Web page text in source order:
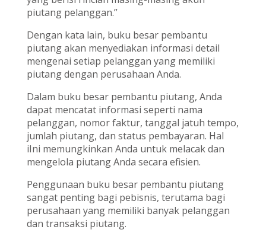
piutang pelanggan.”
Dengan kata lain, buku besar pembantu
piutang akan menyediakan informasi detail
mengenai setiap pelanggan yang memiliki
piutang dengan perusahaan Anda.
Dalam buku besar pembantu piutang, Anda
dapat mencatat informasi seperti nama
pelanggan, nomor faktur, tanggal jatuh tempo,
jumlah piutang, dan status pembayaran. Hal
iIni memungkinkan Anda untuk melacak dan
mengelola piutang Anda secara efisien.
Penggunaan buku besar pembantu piutang
sangat penting bagi pebisnis, terutama bagi
perusahaan yang memiliki banyak pelanggan
dan transaksi piutang.